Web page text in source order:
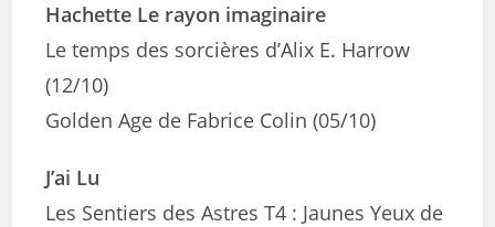
Hachette Le rayon imaginaire
Le temps des sorcières d’Alix E. Harrow
(12/10)
Golden Age de Fabrice Colin (05/10)
J’ai Lu
Les Sentiers des Astres T4 : Jaunes Yeux de